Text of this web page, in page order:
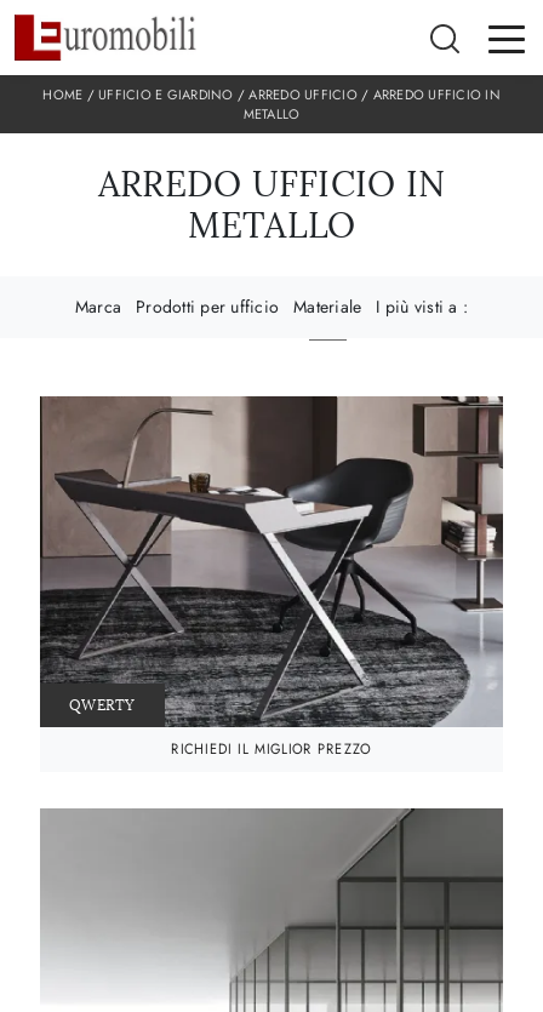
HOME /UFFICIO E GIARDINO /ARREDO UFFICIO/ ARREDO UFFICIO IN
METALLO
ARREDO UFFICIO IN
METALLO
Marca Prodotti per ufficio Materiale I più visti a :
QWERTY
RICHIEDI IL MIGLIOR PREZZO